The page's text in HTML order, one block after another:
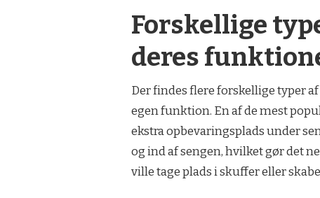
Forskellige
deres
Der findes flere forskellige typer
egen funktion. En af de mest
ekstra opbevaringsplads under
og ind af sengen, hvilket gør det
ville tage plads i skuffer eller